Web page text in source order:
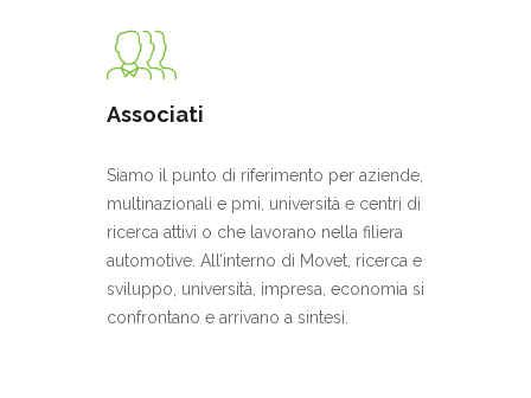
Associati
Siamo il punto di riferimento per aziende,
multinazionali e pmi, università e centri di
ricerca attivi o che lavorano nella filiera
automotive. All’interno di Movet, ricerca e
sviluppo, università, impresa, economia si
confrontano e arrivano a sintesi.